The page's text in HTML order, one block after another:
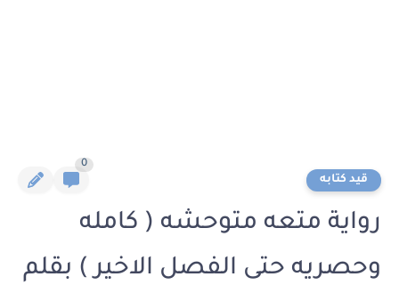
قيد كتابه
0
رواية متعه متوحشه ( كامله
وحصريه حتى الفصل الاخير ) بقلم